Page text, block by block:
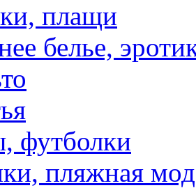
плащи
белье,
футболки
пляжная